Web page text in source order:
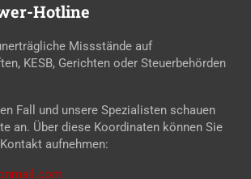
Hotline
Missstände auf
KESB, Gerichten oder Steuerbehörden
Fall und unsere Spezialisten schauen
an. Über diese Koordinaten können Sie
aufnehmen: